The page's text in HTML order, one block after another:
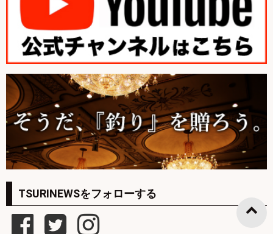
TSURINEWSをフォローする